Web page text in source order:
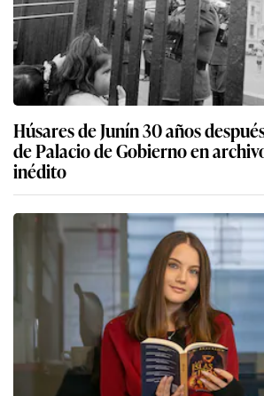
Húsares de Junín 30 años
de Palacio de Gobierno en
inédito